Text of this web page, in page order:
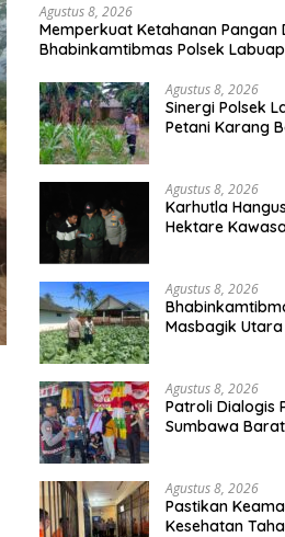
Agustus 8, 2026
Memperkuat Ketahanan Pangan
Bhabinkamtibmas Polsek
Agustus 8, 2026
Sinergi Polsek
Petani Karang
Agustus 8, 2026
Karhutla
Hektare
Agustus 8, 2026
Masbagik
Pangan
Agustus 8, 2026
Patroli Dialogis
Sumbawa
Kondusif
Agustus 8, 2026
Pastikan
Kesehatan